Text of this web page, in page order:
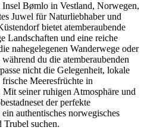
Bømlo in Vestland, Norwegen,
Juwel für Naturliebhaber und
bietet atemberaubende
Landschaften und eine reiche
nahegelegenen Wanderwege oder
du die atemberaubenden
nicht die Gelegenheit, lokale
Meeresfrüchte in
seiner ruhigen Atmosphäre und
der perfekte
authentisches norwegisches
suchen.